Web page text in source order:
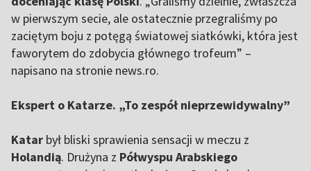
w pierwszym secie, ale ostatecznie przegraliśmy po
zaciętym boju z potęgą światowej siatkówki, która jest
faworytem do zdobycia głównego trofeum” –
napisano na stronie news.ro.
Ekspert o Katarze. „To zespół nieprzewidywalny”
Katar był bliski sprawienia sensacji w meczu z
Holandią. Drużyna z Półwyspu Arabskiego